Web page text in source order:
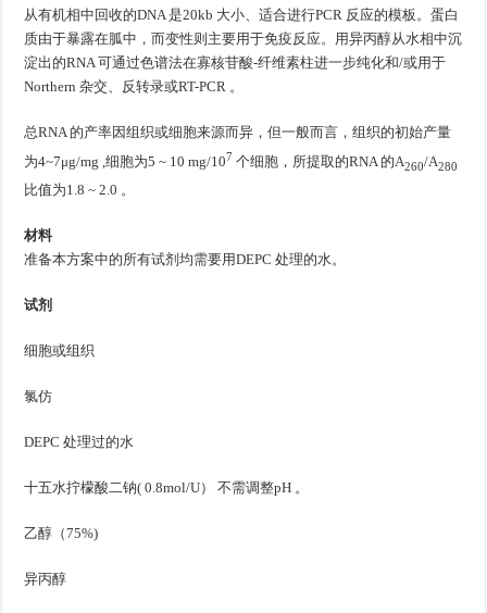
从有机相中回收的DNA 是20kb 大小、适合进行PCR 反应的模板。蛋白
质由于暴露在胍中，而变性则主要用于免疫反应。用异丙醇从水相中沉
淀出的RNA 可通过色谱法在寡核苷酸-纤维素柱进一步纯化和/或用于
Northern 杂交、反转录或RT-PCR 。
总RNA 的产率因组织或细胞来源而异，但一般而言，组织的初始产量
为4~7μg/mg ,细胞为5 ~ 10 mg/107 个细胞，所提取的RNA 的A260/A280
比值为1.8 ~ 2.0 。
材料
准备本方案中的所有试剂均需要用DEPC 处理的水。
试剂
细胞或组织
氯仿
DEPC 处理过的水
十五水拧檬酸二钠( 0.8mol/U） 不需调整pH 。
乙醇（75%)
异丙醇